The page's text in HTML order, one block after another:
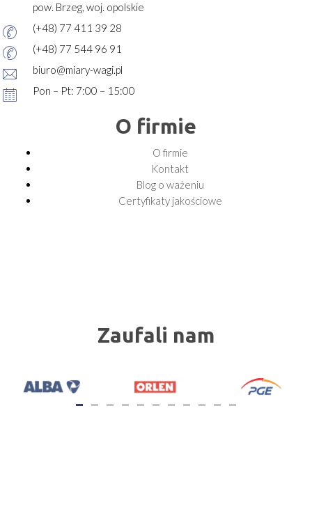
pow. Brzeg, woj. opolskie
(+48) 77 411 39 28
(+48) 77 544 96 91
biuro@miary-wagi.pl
Pon – Pt: 7:00 – 15:00
O firmie
O firmie
Kontakt
Blog o ważeniu
Certyfikaty jakościowe
Zaufali nam